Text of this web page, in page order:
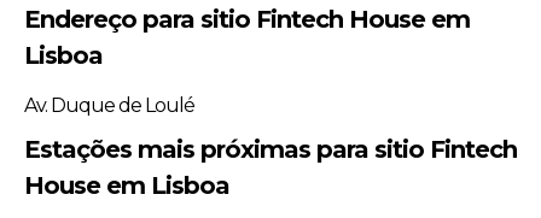
Endereço para sitio Fintech House em
Lisboa
Av. Duque de Loulé
Estações mais próximas para sitio Fintech
House em Lisboa